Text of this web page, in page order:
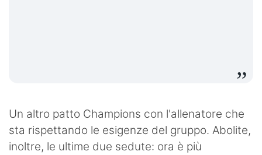
Un altro patto Champions con l'allenatore che
sta rispettando le esigenze del gruppo. Abolite,
inoltre, le ultime due sedute: ora è più